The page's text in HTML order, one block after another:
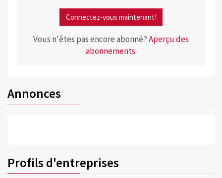
Connectez-vous maintenant!
Vous n'êtes pas encore abonné?Aperçu des
abonnements.
Annonces
Profils d'entreprises